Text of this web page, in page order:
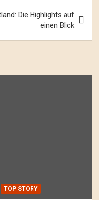
Die Highlights auf
einen Blick
TOP STORY